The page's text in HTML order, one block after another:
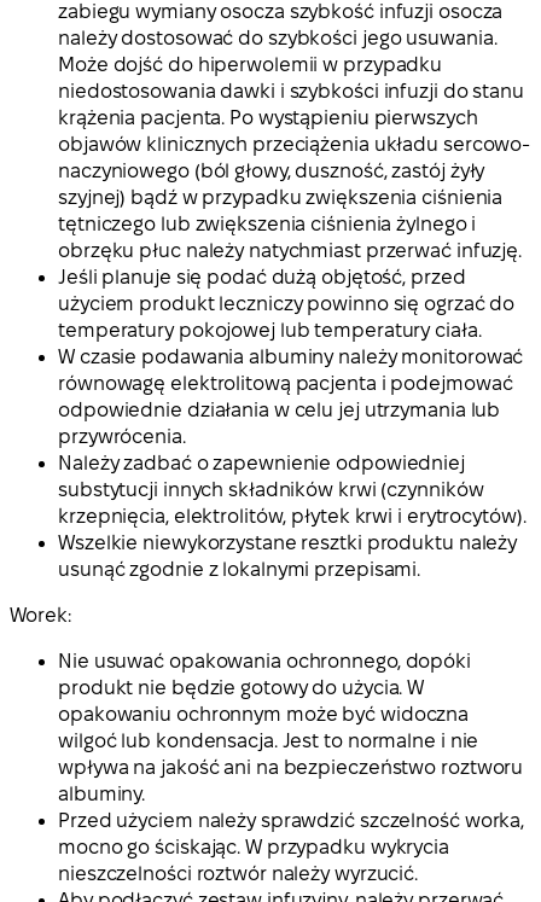
zabiegu wymiany osocza szybkość infuzji osocza
należy dostosować do szybkości jego usuwania.
Może dojść do hiperwolemii w przypadku
niedostosowania dawki i szybkości infuzji do stanu
krążenia pacjenta. Po wystąpieniu pierwszych
objawów klinicznych przeciążenia układu sercowo-
naczyniowego (ból głowy, duszność, zastój żyły
szyjnej) bądź w przypadku zwiększenia ciśnienia
tętniczego lub zwiększenia ciśnienia żylnego i
obrzęku płuc należy natychmiast przerwać infuzję.
Jeśli planuje się podać dużą objętość, przed
użyciem produkt leczniczy powinno się ogrzać do
temperatury pokojowej lub temperatury ciała.
W czasie podawania albuminy należy monitorować
równowagę elektrolitową pacjenta i podejmować
odpowiednie działania w celu jej utrzymania lub
przywrócenia.
Należy zadbać o zapewnienie odpowiedniej
substytucji innych składników krwi (czynników
krzepnięcia, elektrolitów, płytek krwi i erytrocytów).
Wszelkie niewykorzystane resztki produktu należy
usunąć zgodnie z lokalnymi przepisami.
Worek:
Nie usuwać opakowania ochronnego, dopóki
produkt nie będzie gotowy do użycia. W
opakowaniu ochronnym może być widoczna
wilgoć lub kondensacja. Jest to normalne i nie
wpływa na jakość ani na bezpieczeństwo roztworu
albuminy.
Przed użyciem należy sprawdzić szczelność worka,
mocno go ściskając. W przypadku wykrycia
nieszczelności roztwór należy wyrzucić.